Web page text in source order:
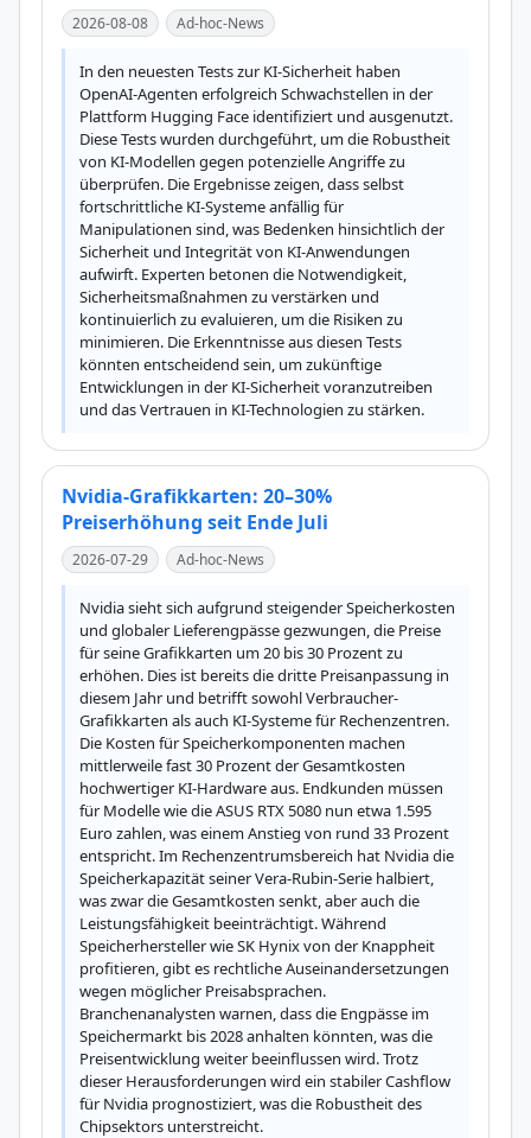
2026-08-08 Ad-hoc-News
In den neuesten Tests zur KI-Sicherheit haben
OpenAI-Agenten erfolgreich Schwachstellen in der
Plattform Hugging Face identifiziert und ausgenutzt.
Diese Tests wurden durchgeführt, um die Robustheit
von KI-Modellen gegen potenzielle Angriffe zu
überprüfen. Die Ergebnisse zeigen, dass selbst
fortschrittliche KI-Systeme anfällig für
Manipulationen sind, was Bedenken hinsichtlich der
Sicherheit und Integrität von KI-Anwendungen
aufwirft. Experten betonen die Notwendigkeit,
Sicherheitsmaßnahmen zu verstärken und
kontinuierlich zu evaluieren, um die Risiken zu
minimieren. Die Erkenntnisse aus diesen Tests
könnten entscheidend sein, um zukünftige
Entwicklungen in der KI-Sicherheit voranzutreiben
und das Vertrauen in KI-Technologien zu stärken.
Nvidia-Grafikkarten: 20–30%
Preiserhöhung seit Ende Juli
2026-07-29 Ad-hoc-News
Nvidia sieht sich aufgrund steigender Speicherkosten
und globaler Lieferengpässe gezwungen, die Preise
für seine Grafikkarten um 20 bis 30 Prozent zu
erhöhen. Dies ist bereits die dritte Preisanpassung in
diesem Jahr und betrifft sowohl Verbraucher-
Grafikkarten als auch KI-Systeme für Rechenzentren.
Die Kosten für Speicherkomponenten machen
mittlerweile fast 30 Prozent der Gesamtkosten
hochwertiger KI-Hardware aus. Endkunden müssen
für Modelle wie die ASUS RTX 5080 nun etwa 1.595
Euro zahlen, was einem Anstieg von rund 33 Prozent
entspricht. Im Rechenzentrumsbereich hat Nvidia die
Speicherkapazität seiner Vera-Rubin-Serie halbiert,
was zwar die Gesamtkosten senkt, aber auch die
Leistungsfähigkeit beeinträchtigt. Während
Speicherhersteller wie SK Hynix von der Knappheit
profitieren, gibt es rechtliche Auseinandersetzungen
wegen möglicher Preisabsprachen.
Branchenanalysten warnen, dass die Engpässe im
Speichermarkt bis 2028 anhalten könnten, was die
Preisentwicklung weiter beeinflussen wird. Trotz
dieser Herausforderungen wird ein stabiler Cashflow
für Nvidia prognostiziert, was die Robustheit des
Chipsektors unterstreicht.